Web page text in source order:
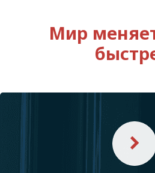
Мир